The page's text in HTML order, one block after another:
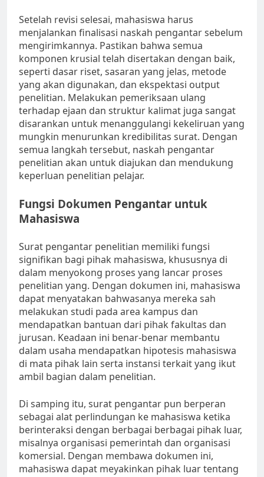
Setelah revisi selesai, mahasiswa harus
menjalankan finalisasi naskah pengantar sebelum
mengirimkannya. Pastikan bahwa semua
komponen krusial telah disertakan dengan baik,
seperti dasar riset, sasaran yang jelas, metode
yang akan digunakan, dan ekspektasi output
penelitian. Melakukan pemeriksaan ulang
terhadap ejaan dan struktur kalimat juga sangat
disarankan untuk menanggulangi kekeliruan yang
mungkin menurunkan kredibilitas surat. Dengan
semua langkah tersebut, naskah pengantar
penelitian akan untuk diajukan dan mendukung
keperluan penelitian pelajar.
Fungsi Dokumen Pengantar untuk
Mahasiswa
Surat pengantar penelitian memiliki fungsi
signifikan bagi pihak mahasiswa, khususnya di
dalam menyokong proses yang lancar proses
penelitian yang. Dengan dokumen ini, mahasiswa
dapat menyatakan bahwasanya mereka sah
melakukan studi pada area kampus dan
mendapatkan bantuan dari pihak fakultas dan
jurusan. Keadaan ini benar-benar membantu
dalam usaha mendapatkan hipotesis mahasiswa
di mata pihak lain serta instansi terkait yang ikut
ambil bagian dalam penelitian.
Di samping itu, surat pengantar pun berperan
sebagai alat perlindungan ke mahasiswa ketika
berinteraksi dengan berbagai berbagai pihak luar,
misalnya organisasi pemerintah dan organisasi
komersial. Dengan membawa dokumen ini,
mahasiswa dapat meyakinkan pihak luar tentang